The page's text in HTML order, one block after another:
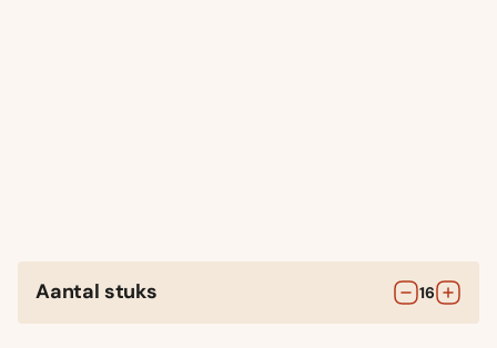
Aantal stuks 16